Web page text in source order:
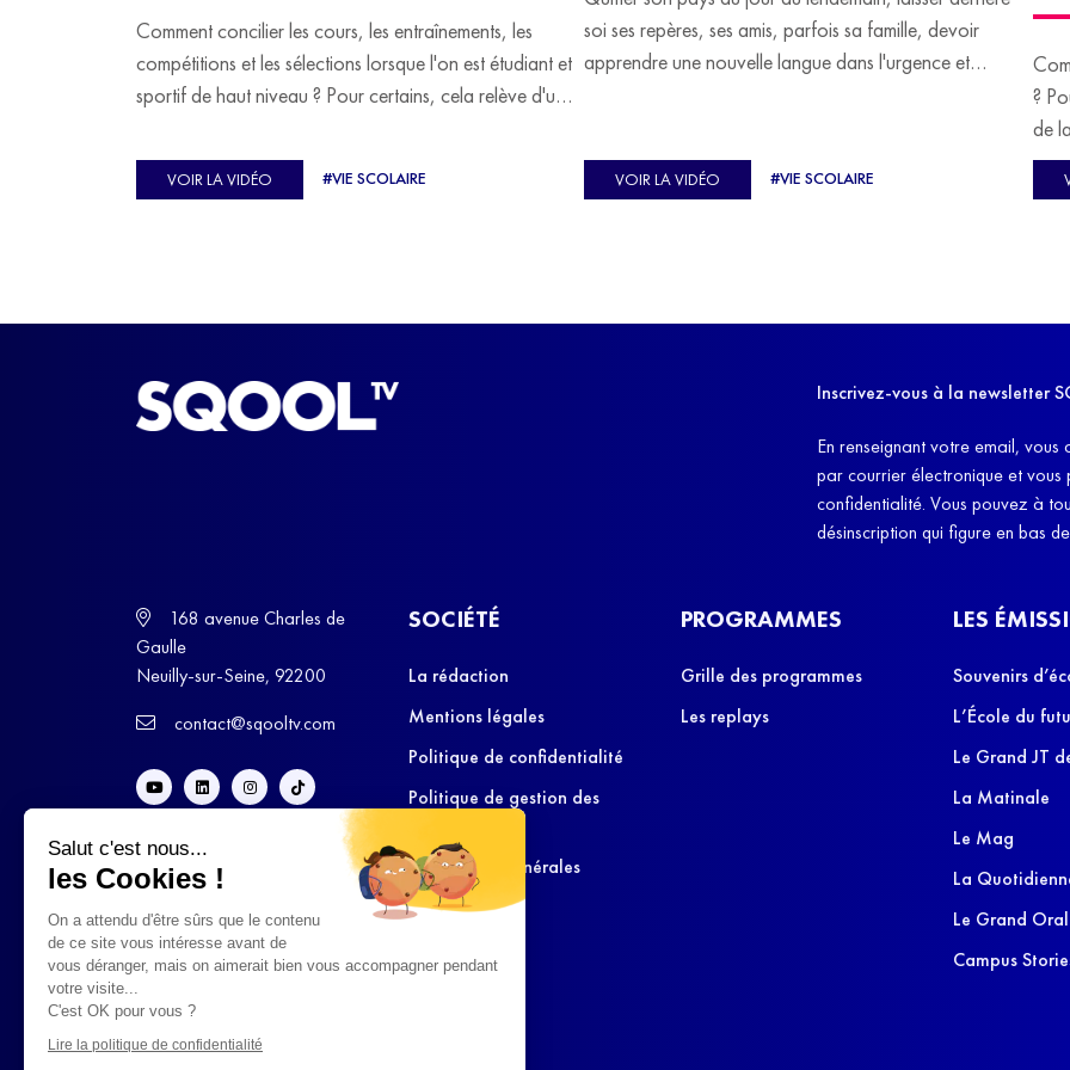
Salut c'est nous...
les Cookies !
On a attendu d'être sûrs que le contenu
de ce site vous intéresse avant de
vous déranger, mais on aimerait bien vous accompagner pendant
votre visite...
C'est OK pour vous ?
Lire la politique de confidentialité
Comment concilier les cours, les entraînements, les
compétitions et les sélections lorsque l'on est étudiant et
sportif de haut niveau ? Pour certains, cela relève d'un
Ulysse Soriano, vice-champion d'Europe de Horse-
ball, qui a failli abandonner ses études avant de
VOIR LA VIDÉO #VIE SCOLAIRE
soi ses repères, ses amis, parfois sa famille, devoir
apprendre une nouvelle langue dans l'urgence et
C'est l'histoire de nombreux réfugiés, et notamment
celle de Lisa Machukha, que nous vous proposons de
VOIR LA VIDÉO #VIE SCOLAIRE
?
de
Inscrivez-vous à la newsletter
En renseignant votre email,
par courrier électronique et
confidentialité. Vous pouvez à
désinscription qui figure en bas
168 avenue Charles de
Gaulle
Neuilly-sur-Seine, 92200
contact@sqooltv.com
SOCIÉTÉ
La rédaction
Mentions légales
Politique de confidentialité
Politique de gestion des
Conditions Générales
d’Utilisation
PROGRAMMES
Grille des programmes
Les replays
LES
Souvenirs
L’École du
Le Grand JT
La Matinale
Le Mag
La
Le Grand Oral
Campus